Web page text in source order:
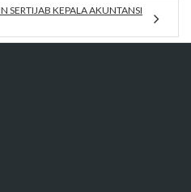
SERTIJAB KEPALA AKUNTANSI